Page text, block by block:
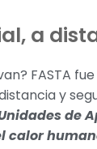
a
FASTA
y
de
calor